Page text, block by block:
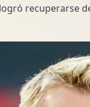
recuperarse